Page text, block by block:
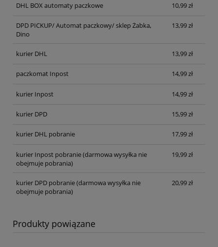
DHL BOX automaty paczkowe 10,99 zł
DPD PICKUP/ Automat paczkowy/ sklep Żabka,
Dino
13,99 zł
kurier DHL 13,99 zł
paczkomat Inpost 14,99 zł
kurier Inpost 14,99 zł
kurier DPD 15,99 zł
kurier DHL pobranie 17,99 zł
kurier Inpost pobranie(darmowa wysyłka nie
obejmuje pobrania)
19,99 zł
kurier DPD pobranie(darmowa wysyłka nie
obejmuje pobrania)
20,99 zł
Produkty powiązane